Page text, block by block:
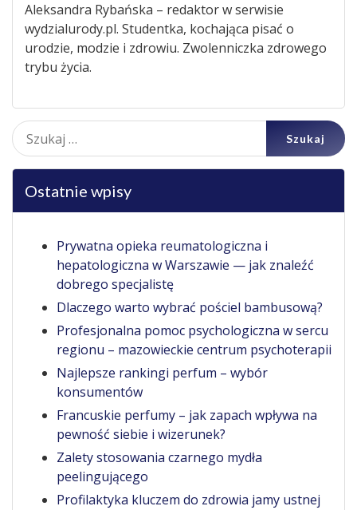
Aleksandra Rybańska – redaktor w serwisie
wydzialurody.pl. Studentka, kochająca pisać o
urodzie, modzie i zdrowiu. Zwolenniczka zdrowego
trybu życia.
Szukaj:
Ostatnie wpisy
Prywatna opieka reumatologiczna i
hepatologiczna w Warszawie — jak znaleźć
dobrego specjalistę
Dlaczego warto wybrać pościel bambusową?
Profesjonalna pomoc psychologiczna w sercu
regionu – mazowieckie centrum psychoterapii
Najlepsze rankingi perfum – wybór
konsumentów
Francuskie perfumy – jak zapach wpływa na
pewność siebie i wizerunek?
Zalety stosowania czarnego mydła
peelingującego
Profilaktyka kluczem do zdrowia jamy ustnej